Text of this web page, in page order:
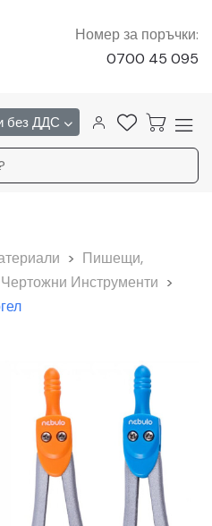
Номер за поръчки:
0700 45 095
без ДДС
> Пишещи,
Чертожни Инструменти >